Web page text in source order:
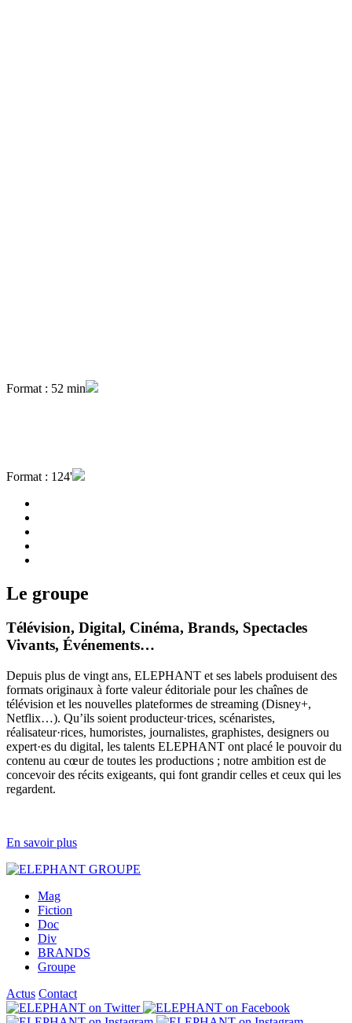
Format : 52 min
Format : 124'
Le groupe
Télévision, Digital, Cinéma, Brands, Spectacles
Vivants, Événements…
Depuis plus de vingt ans, ELEPHANT et ses labels produisent des
formats originaux à forte valeur éditoriale pour les chaînes de
télévision et les nouvelles plateformes de streaming (Disney+,
Netflix…). Qu’ils soient producteur·trices, scénaristes,
réalisateur·rices, humoristes, journalistes, graphistes, designers ou
expert·es du digital, les talents ELEPHANT ont placé le pouvoir du
contenu au cœur de toutes les productions ; notre ambition est de
concevoir des récits exigeants, qui font grandir celles et ceux qui les
regardent.
En savoir plus
Mag
Fiction
Doc
Div
BRANDS
Groupe
Actus Contact